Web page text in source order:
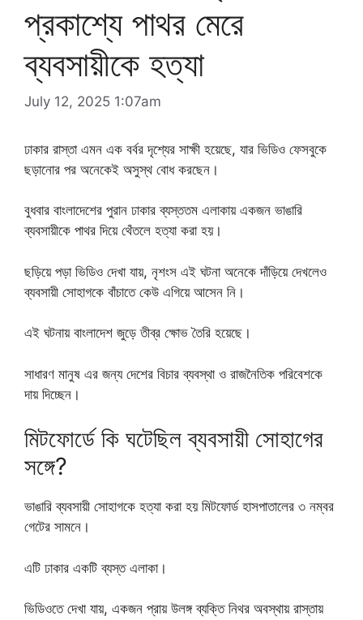
প্রকাশ্যে পাথর মেরে
ব্যবসায়ীকে হত্যা
July 12, 2025 1:07am
ঢাকার রাস্তা এমন এক বর্বর দৃশ্যের সাক্ষী হয়েছে, যার ভিডিও ফেসবুকে
ছড়ানোর পর অনেকেই অসুস্থ বোধ করছেন।
বুধবার বাংলাদেশের পুরান ঢাকার ব্যস্ততম এলাকায় একজন ভাঙারি
ব্যবসায়ীকে পাথর দিয়ে থেঁতলে হত্যা করা হয়।
ছড়িয়ে পড়া ভিডিও দেখা যায়, নৃশংস এই ঘটনা অনেকে দাঁড়িয়ে দেখলেও
ব্যবসায়ী সোহাগকে বাঁচাতে কেউ এগিয়ে আসেন নি।
এই ঘটনায় বাংলাদেশ জুড়ে তীব্র ক্ষোভ তৈরি হয়েছে।
সাধারণ মানুষ এর জন্য দেশের বিচার ব্যবস্থা ও রাজনৈতিক পরিবেশকে
দায় দিচ্ছেন।
মিটফোর্ডে কি ঘটেছিল ব্যবসায়ী সোহাগের
সঙ্গে?
ভাঙারি ব্যবসায়ী সোহাগকে হত্যা করা হয় মিটফোর্ড হাসপাতালের ৩ নম্বর
গেটের সামনে।
এটি ঢাকার একটি ব্যস্ত এলাকা।
ভিডিওতে দেখা যায়, একজন প্রায় উলঙ্গ ব্যক্তি নিথর অবস্থায় রাস্তায়